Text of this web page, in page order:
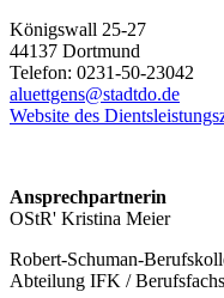
Königswall 25-27
44137 Dortmund
Telefon: 0231-50-23042
aluettgens@stadtdo.de
Website des
Ansprechpartnerin
OStR' Kristina Meier
Robert-Schuman-
Abteilung IFK /